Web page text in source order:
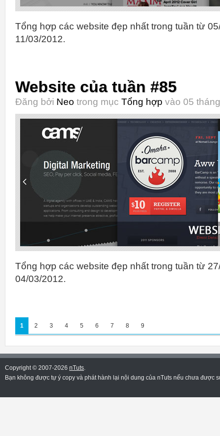
Tổng hợp các website đẹp nhất trong tuần từ
11/03/2012.
Website của tuần #85
Đăng bởi Neo trong mục Tổng hợp vào 05
Tổng hợp các website đẹp nhất trong tuần từ
04/03/2012.
1 2 3 4 5 6 7 8 9
Copyright © 2007-2026 nTuts.
Bạn không được tự ý copy và phát hành lại nội dung của nTuts nếu chưa được